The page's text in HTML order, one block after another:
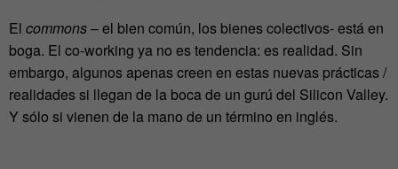
El commons– el bien común, los bienes colectivos- está en
boga. El co-working ya no es tendencia: es realidad. Sin
embargo, algunos apenas creen en estas nuevas prácticas /
realidades si llegan de la boca de un gurú del Silicon Valley.
Y sólo si vienen de la mano de un término en inglés.